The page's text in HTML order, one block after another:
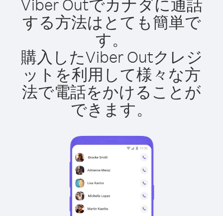
Viber Outでカナダに通話
する方法はとても簡単で
す。
購入したViber Outクレジ
ットを利用して様々な方
法で電話をかけることが
できます。